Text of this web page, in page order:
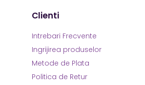
Clienti
Intrebari Frecvente
Ingrijirea produselor
Metode de Plata
Politica de Retur